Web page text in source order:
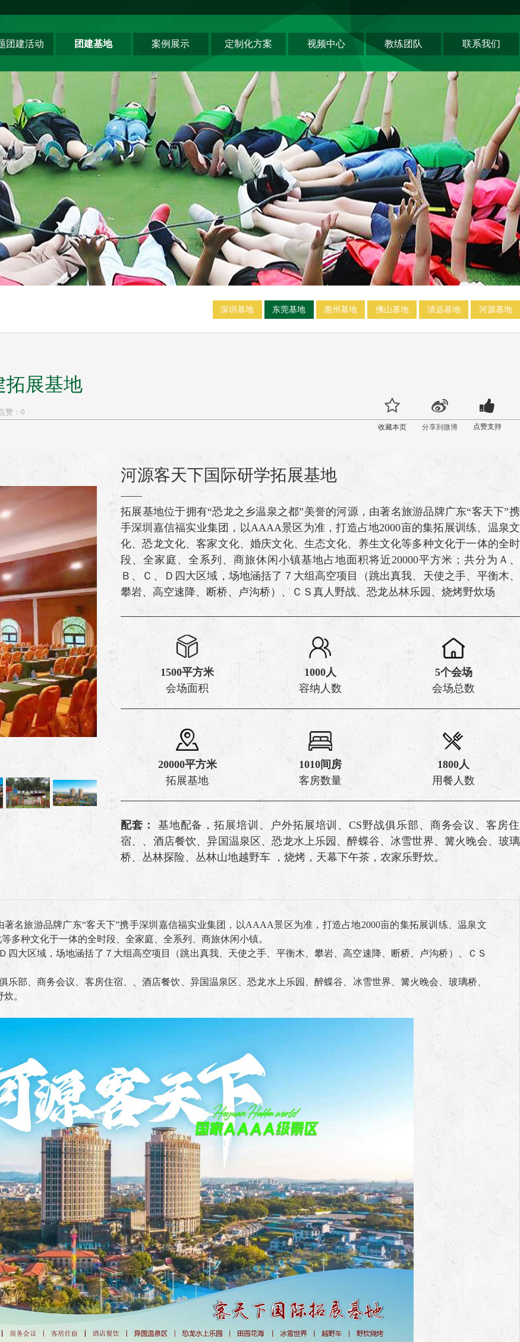
团建活动
团建系列
制作系列
释压系列
团建系列
赋能系列
运动系列
团建基地
佛山基地
清远基地
河源基地
案例展示
生产制造企业
银行保险证券
服务顾问资询
教培政企机构
定制化方案 视频中心 教练团队 联系我们
深圳基地 东莞基地 惠州基地 佛山基地 清远基地 河源基地
拓展基地
赞： 0
收藏本页 分享到微博 点赞支持
河源客天下国际研学拓展基地
——
拓展基地位于拥有“恐龙之乡温泉之都”美誉的河源，由著名旅游品牌广东“客天下”携
手深圳嘉信福实业集团，以AAAA景区为准，打造占地2000亩的集拓展训练、温泉文
化、恐龙文化、客家文化、婚庆文化、生态文化、养生文化等多种文化于一体的全时
段、全家庭、全系列、商旅休闲小镇基地占地面积将近20000平方米；共分为Ａ、
Ｂ、Ｃ、Ｄ四大区域，场地涵括了７大组高空项目（跳出真我、天使之手、平衡木、
攀岩、高空速降、断桥、卢沟桥）、ＣＳ真人野战、恐龙丛林乐园、烧烤野炊场
1500平方米
会场面积
1000人
容纳人数
5个会场
会场总数
20000平方米
拓展基地
1010间房
客房数量
1800人
用餐人数
配套：
基地配备，拓展培训、户外拓展培训、CS野战俱乐部、商务会议、客房住
宿、、酒店餐饮、异国温泉区、恐龙水上乐园、醉蝶谷、冰雪世界、篝火晚会、玻璃
桥、丛林探险、丛林山地越野车 ，烧烤，天幕下午茶，农家乐野炊。
河源客天下国际研学拓展基地 河源客天下
名旅游品牌广东“客天下”携手深圳嘉信福实业集团，以AAAA景区为准，打造占地2000亩的集拓展训练、温泉文
多种文化于一体的全时段、全家庭、全系列、商旅休闲小镇。
四大区域，场地涵括了７大组高空项目（跳出真我、天使之手、平衡木、攀岩、高空速降、断桥、卢沟桥）、ＣＳ
乐部、商务会议、客房住宿、、酒店餐饮、异国温泉区、恐龙水上乐园、醉蝶谷、冰雪世界、篝火晚会、玻璃桥、
。